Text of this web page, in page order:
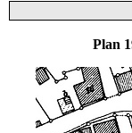
Plan